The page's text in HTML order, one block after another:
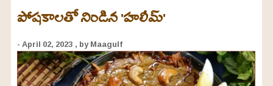
పోషకాలతో నిండిన 'హలీమ్'
- April 02, 2023 , by Maagulf